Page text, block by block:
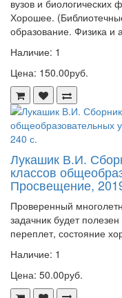
вузов и биологических
Хорошее.
образование. Физика и
Наличие: 1
Цена: 150.00руб.
Лукашик В.И.
классов
Просвещение,
Проверенный
задачник будет
переплет, состояние
Наличие: 1
Цена: 50.00руб.